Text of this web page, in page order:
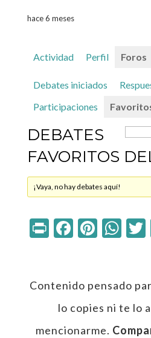
hace 6 meses
Actividad Perfil Foros
Debates iniciados
Participaciones
DEBATES
FAVORITOS
¡Vaya, no hay debates aquí!
PrintFacebook
Contenido pensado
lo copies ni te lo
mencionarme.